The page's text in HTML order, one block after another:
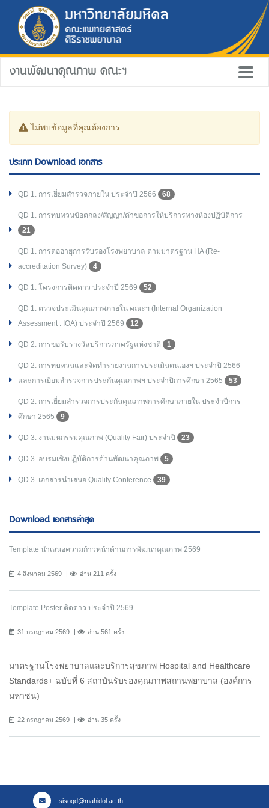
งานพัฒนาคุณภาพ คณะฯ
ไม่พบข้อมูลที่คุณต้องการ
ประเภท Download เอกสาร
QD 1. การเยี่ยมสำรวจภายใน ประจำปี 2566 68
QD 1. การทบทวนข้อตกลง/สัญญา/คำขอการให้บริการทางห้องปฏิบัติการ
21
QD 1. การต่ออายุการรับรองโรงพยาบาล ตามมาตรฐาน HA (Re-
accreditation Survey)
4
QD 1. โครงการติดดาว ประจำปี 2569 52
QD 1. ตรวจประเมินคุณภาพภายใน คณะฯ (Internal Organization
Assessment : IOA) ประจำปี 2569
12
QD 2. การขอรับรางวัลบริการภาครัฐแห่งชาติ 1
QD 2. การทบทวนและจัดทำรายงานการประเมินตนเองฯ ประจำปี 2566
และการเยี่ยมสำรวจการประกันคุณภาพฯ ประจำปีการศึกษา 2565
53
QD 2. การเยี่ยมสำรวจการประกันคุณภาพการศึกษาภายใน ประจำปีการ
ศึกษา 2565
9
QD 3. งานมหกรรมคุณภาพ (Quality Fair) ประจำปี 23
QD 3. อบรมเชิงปฏิบัติการด้านพัฒนาคุณภาพ 5
QD 3. เอกสารนำเสนอ Quality Conference 39
Download เอกสารล่าสุด
Template นำเสนอความก้าวหน้าด้านการพัฒนาคุณภาพ 2569
4 สิงหาคม 2569 อ่าน 211 ครั้ง
Template Poster ติดดาว ประจำปี 2569
31 กรกฎาคม 2569 อ่าน 561 ครั้ง
มาตรฐานโรงพยาบาลและบริการสุขภาพ Hospital and Healthcare
Standards+ ฉบับที่ 6 สถาบันรับรองคุณภาพสถานพยาบาล (องค์การ
มหาชน)
22 กรกฎาคม 2569 อ่าน 35 ครั้ง
sisoqd@mahidol.ac.th